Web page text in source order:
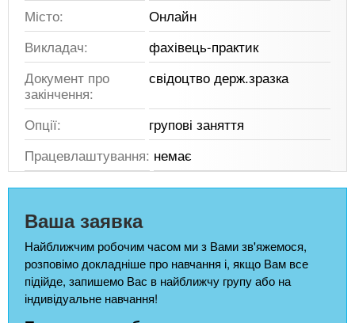
Місто:
Онлайн
Викладач:
фахівець-практик
Документ про
закінчення:
свідоцтво держ.зразка
Опції:
групові заняття
Працевлаштування: немає
Ваша заявка
Найближчим робочим часом ми з Вами зв'яжемося,
розповімо докладніше про навчання і, якщо Вам все
підійде, запишемо Вас в найближчу групу або на
індивідуальне навчання!